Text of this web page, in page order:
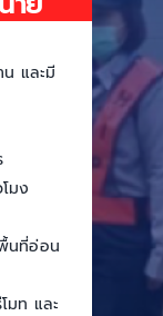
และมี
มง
นที่อ่อน
ท และ